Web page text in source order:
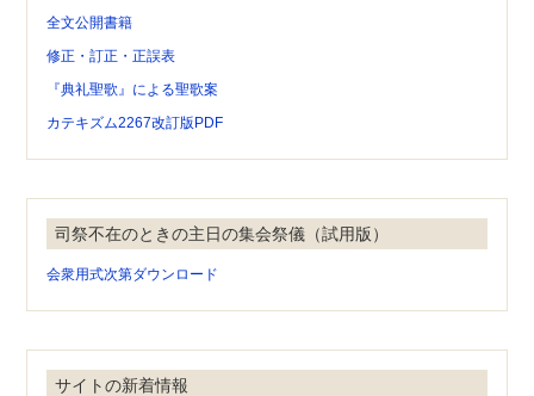
全文公開書籍
修正・訂正・正誤表
『典礼聖歌』による聖歌案
カテキズム2267改訂版PDF
司祭不在のときの主日の集会祭儀（試用版）
会衆用式次第ダウンロード
サイトの新着情報